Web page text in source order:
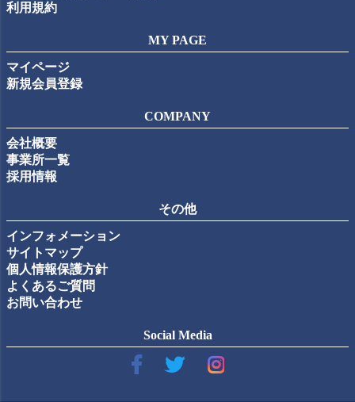
利用規約
MY PAGE
マイページ
新規会員登録
COMPANY
会社概要
事業所一覧
採用情報
その他
インフォメーション
サイトマップ
個人情報保護方針
よくあるご質問
お問い合わせ
Social Media